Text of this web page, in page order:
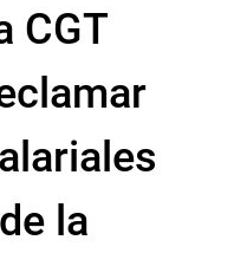
CGT
la